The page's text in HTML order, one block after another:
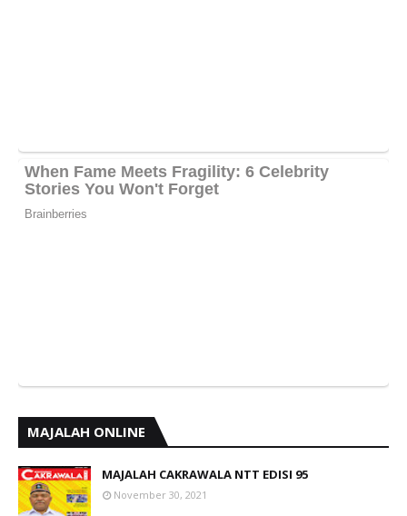
MAJALAH ONLINE
MAJALAH CAKRAWALA NTT EDISI 95
November 30, 2021